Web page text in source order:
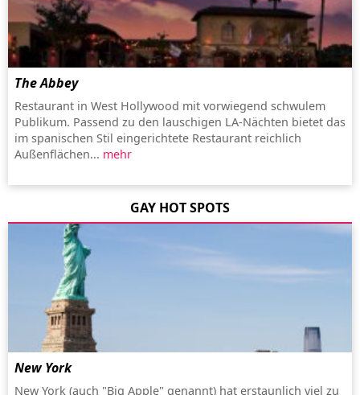
The Abbey
Restaurant in West Hollywood mit vorwiegend schwulem
Publikum. Passend zu den lauschigen LA-Nächten bietet das
im spanischen Stil eingerichtete Restaurant reichlich
Außenflächen... mehr
GAY HOT SPOTS
New York
New York (auch "Big Apple" genannt) hat erstaunlich viel zu